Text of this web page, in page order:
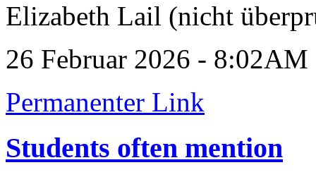
Elizabeth Lail (nicht
26 Februar 2026 - 8:02AM
Permanenter Link
Students often mention